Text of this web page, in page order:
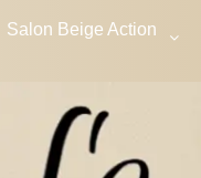
Salon Beige Action